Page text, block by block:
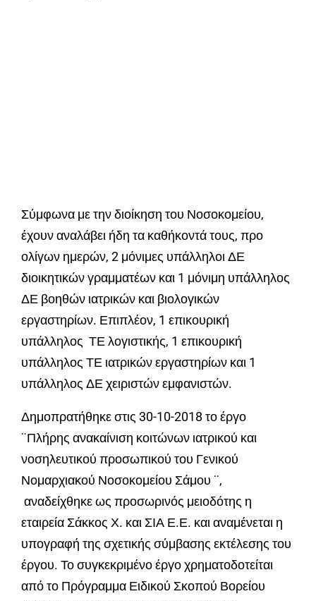
Σύμφωνα με την διοίκηση του Νοσοκομείου,
έχουν αναλάβει ήδη τα καθήκοντά τους, προ
ολίγων ημερών, 2 μόνιμες υπάλληλοι ΔΕ
διοικητικών γραμματέων και 1 μόνιμη υπάλληλος
ΔΕ βοηθών ιατρικών και βιολογικών
εργαστηρίων. Επιπλέον, 1 επικουρική
υπάλληλος ΤΕ λογιστικής, 1 επικουρική
υπάλληλος ΤΕ ιατρικών εργαστηρίων και 1
υπάλληλος ΔΕ χειριστών εμφανιστών.
Δημοπρατήθηκε στις 30-10-2018 το έργο
¨Πλήρης ανακαίνιση κοιτώνων ιατρικού και
νοσηλευτικού προσωπικού του Γενικού
Νομαρχιακού Νοσοκομείου Σάμου ¨,
αναδείχθηκε ως προσωρινός μειοδότης η
εταιρεία Σάκκος Χ. και ΣΙΑ Ε.Ε. και αναμένεται η
υπογραφή της σχετικής σύμβασης εκτέλεσης του
έργου. Το συγκεκριμένο έργο χρηματοδοτείται
από το Πρόγραμμα Ειδικού Σκοπού Βορείου